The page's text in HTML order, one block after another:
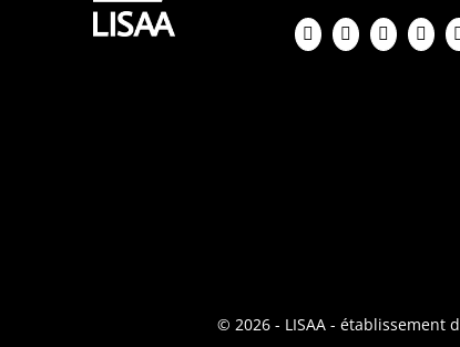
© 2026 - LISAA - établissement